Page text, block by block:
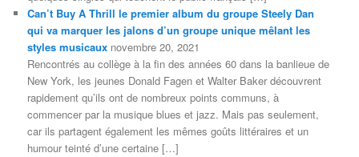
Can’t Buy A Thrill le premier album du groupe Steely Dan
qui va marquer les jalons d’un groupe unique mêlant les
styles musicaux novembre 20, 2021
Rencontrés au collège à la fin des années 60 dans la banlieue de
New York, les jeunes Donald Fagen et Walter Baker découvrent
rapidement qu’ils ont de nombreux points communs, à
commencer par la musique blues et jazz. Mais pas seulement,
car ils partagent également les mêmes goûts littéraires et un
humour teinté d’une certaine […]